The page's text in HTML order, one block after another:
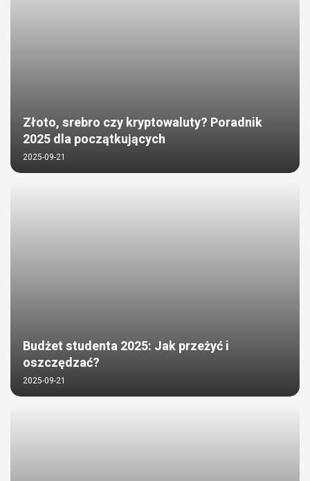
Złoto, srebro czy kryptowaluty? Poradnik
2025 dla początkujących
2025-09-21
Budżet studenta 2025: Jak przeżyć i
oszczędzać?
2025-09-21